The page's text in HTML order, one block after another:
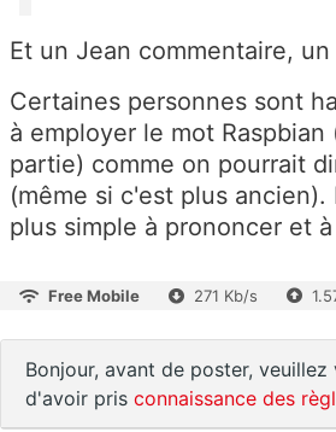
Et un Jean commentaire, un
Certaines personnes sont
à employer le mot
partie) comme on pourrait
(même si c'est plus ancien).
plus simple à prononcer et
Free Mobile 271 Kb/s
Bonjour, avant de poster, veuillez
d'avoir pris connaissance des